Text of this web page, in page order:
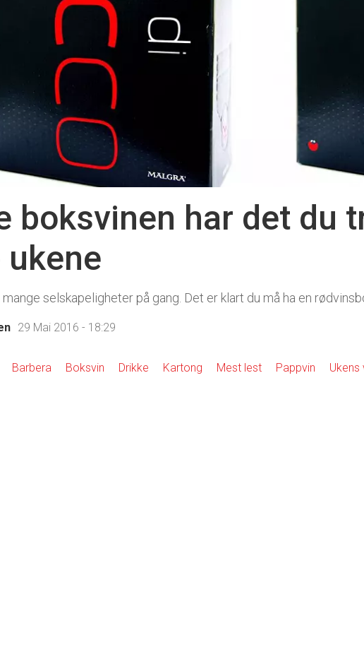
boksvinen har det du
selskapeligheter på gang. Det er klart du må ha en
29 Mai 2016 - 18:29
Barbera Boksvin Drikke Kartong Mest lest Pappvin Ukens